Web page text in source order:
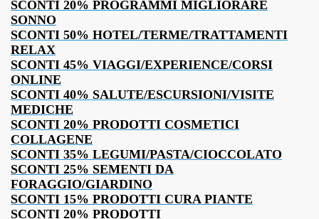
SCONTI 20% PROGRAMMI MIGLIORARE
SONNO
SCONTI 50% HOTEL/TERME/TRATTAMENTI
RELAX
SCONTI 45% VIAGGI/EXPERIENCE/CORSI
ONLINE
SCONTI 40% SALUTE/ESCURSIONI/VISITE
MEDICHE
SCONTI 20% PRODOTTI COSMETICI
COLLAGENE
SCONTI 35% LEGUMI/PASTA/CIOCCOLATO
SCONTI 25% SEMENTI DA
FORAGGIO/GIARDINO
SCONTI 15% PRODOTTI CURA PIANTE
SCONTI 20% PRODOTTI